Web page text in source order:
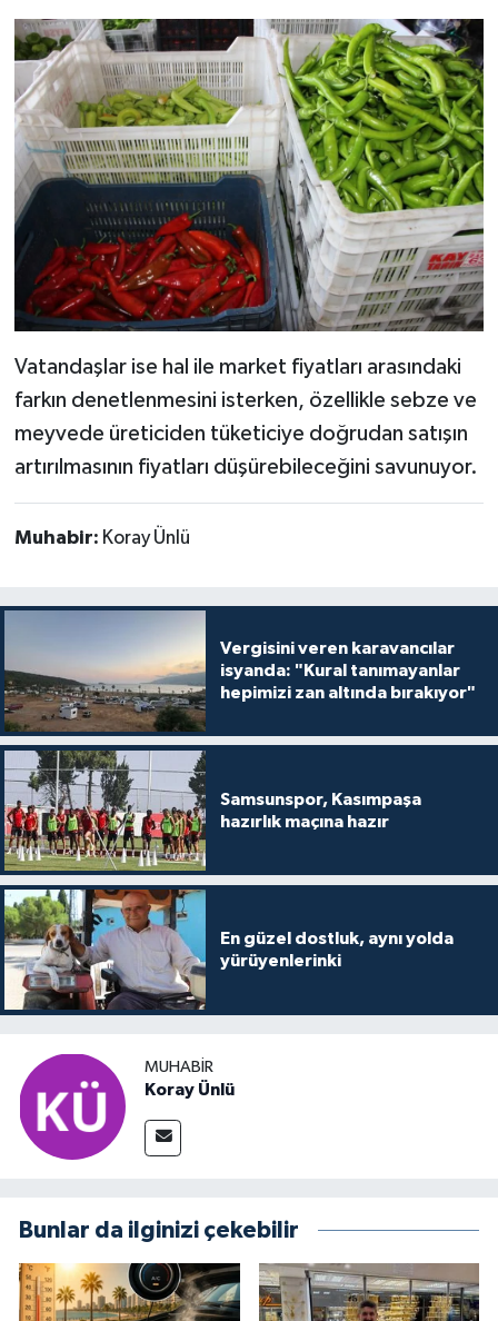
Vatandaşlar ise hal ile market fiyatları arasındaki
farkın denetlenmesini isterken, özellikle sebze ve
meyvede üreticiden tüketiciye doğrudan satışın
artırılmasının fiyatları düşürebileceğini savunuyor.
Muhabir: Koray Ünlü
Vergisini veren karavancılar
isyanda: "Kural tanımayanlar
hepimizi zan altında bırakıyor"
Samsunspor, Kasımpaşa
hazırlık maçına hazır
En güzel dostluk, aynı yolda
yürüyenlerinki
MUHABİR
Koray Ünlü
Bunlar da ilginizi çekebilir